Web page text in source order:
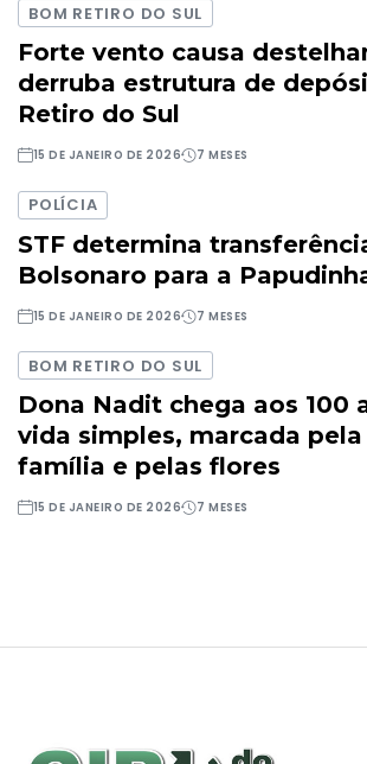
BOM RETIRO DO SUL
Forte vento causa
derruba estrutura de
Retiro do Sul
15 DE JANEIRO DE 2026 7 MESES
POLÍCIA
STF determina
Bolsonaro para a
15 DE JANEIRO DE 2026 7 MESES
BOM RETIRO DO SUL
Dona Nadit chega aos 100
vida simples, marcada
família e pelas flores
15 DE JANEIRO DE 2026 7 MESES